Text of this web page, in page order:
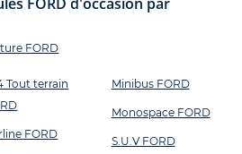
FORD
Tout terrain
FORD
Minibus FORD
Monospace FORD
S.U.V FORD